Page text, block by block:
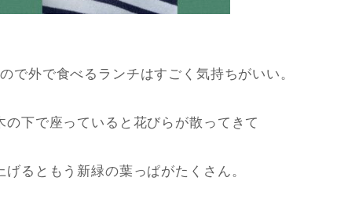
で外で食べるランチはすごく気持ちがいい。
の下で座っていると花びらが散ってきて
げるともう新緑の葉っぱがたくさん。